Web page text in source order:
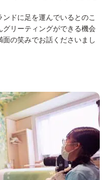
ドに足を運んでいるとのこ
リーティングができる機会
の笑みでお話くださいまし